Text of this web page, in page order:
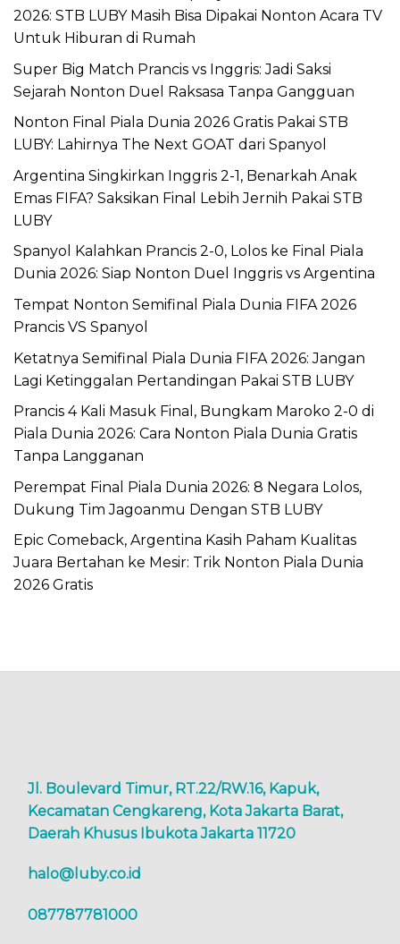
2026: STB LUBY Masih Bisa Dipakai Nonton Acara TV
Untuk Hiburan di Rumah
Super Big Match Prancis vs Inggris: Jadi Saksi
Sejarah Nonton Duel Raksasa Tanpa Gangguan
Nonton Final Piala Dunia 2026 Gratis Pakai STB
LUBY: Lahirnya The Next GOAT dari Spanyol
Argentina Singkirkan Inggris 2-1, Benarkah Anak
Emas FIFA? Saksikan Final Lebih Jernih Pakai STB
LUBY
Spanyol Kalahkan Prancis 2-0, Lolos ke Final Piala
Dunia 2026: Siap Nonton Duel Inggris vs Argentina
Tempat Nonton Semifinal Piala Dunia FIFA 2026
Prancis VS Spanyol
Ketatnya Semifinal Piala Dunia FIFA 2026: Jangan
Lagi Ketinggalan Pertandingan Pakai STB LUBY
Prancis 4 Kali Masuk Final, Bungkam Maroko 2-0 di
Piala Dunia 2026: Cara Nonton Piala Dunia Gratis
Tanpa Langganan
Perempat Final Piala Dunia 2026: 8 Negara Lolos,
Dukung Tim Jagoanmu Dengan STB LUBY
Epic Comeback, Argentina Kasih Paham Kualitas
Juara Bertahan ke Mesir: Trik Nonton Piala Dunia
2026 Gratis
Jl. Boulevard Timur, RT.22/RW.16, Kapuk,
Kecamatan Cengkareng, Kota Jakarta Barat,
Daerah Khusus Ibukota Jakarta 11720
halo@luby.co.id
087787781000